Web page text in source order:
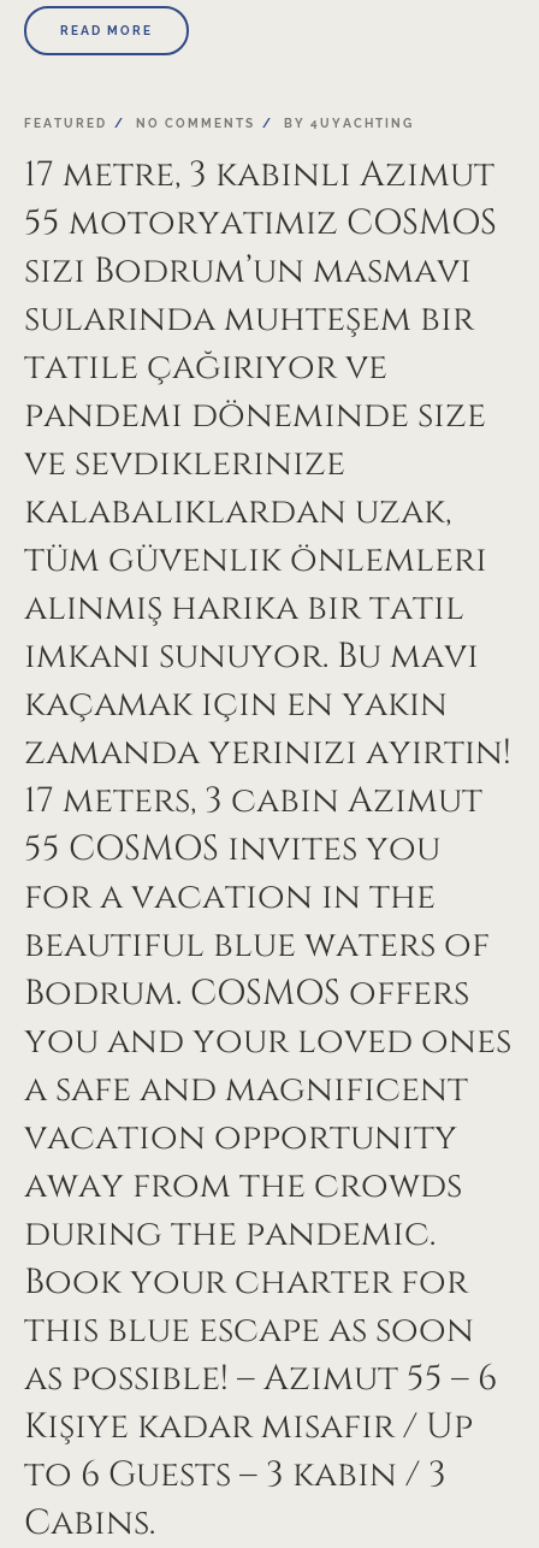
READ MORE
FEATURED NO COMMENTS BY 4UYACHTING
17 metre, 3 kabinli Azimut
55 motoryatımız COSMOS
sizi Bodrum’un masmavi
sularında muhteşem bir
tatile çağırıyor ve
pandemi döneminde size
ve sevdiklerinize
kalabalıklardan uzak,
tüm güvenlik önlemleri
alınmış harika bir tatil
imkanı sunuyor. Bu mavi
kaçamak için en yakın
zamanda yerinizi ayırtın!
17 meters, 3 cabin Azimut
55 COSMOS invites you
for a vacation in the
beautiful blue waters of
Bodrum. COSMOS offers
you and your loved ones
a safe and magnificent
vacation opportunity
away from the crowds
during the pandemic.
Book your charter for
this blue escape as soon
as possible! – Azimut 55 – 6
Kişiye kadar misafir / Up
to 6 Guests – 3 kabin / 3
Cabins.